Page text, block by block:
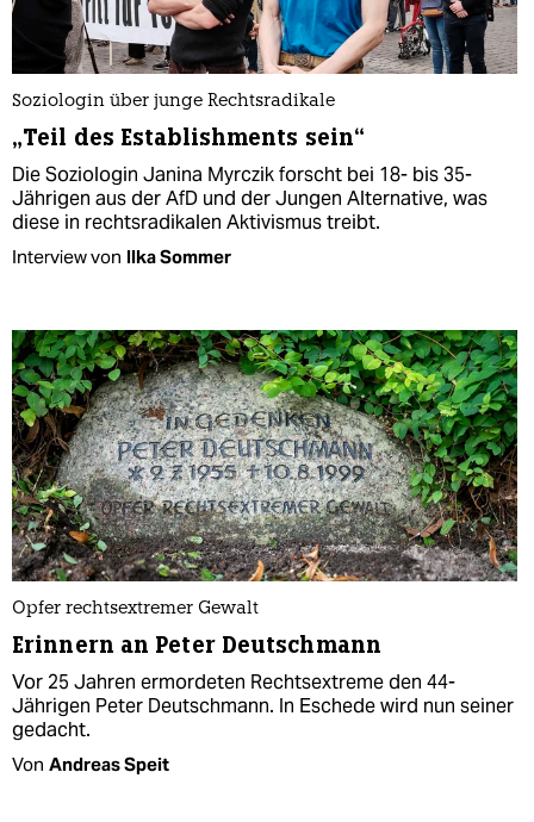
Soziologin über junge Rechtsradikale
„Teil des Establishments sein“
Die Soziologin Janina Myrczik forscht bei 18- bis 35-
Jährigen aus der AfD und der Jungen Alternative, was
diese in rechtsradikalen Aktivismus treibt.
Interview von Ilka Sommer
Opfer rechtsextremer Gewalt
Erinnern an Peter Deutschmann
Vor 25 Jahren ermordeten Rechtsextreme den 44-
Jährigen Peter Deutschmann. In Eschede wird nun seiner
gedacht.
Von Andreas Speit